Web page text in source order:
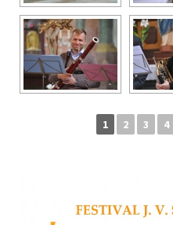
1 2 3 4